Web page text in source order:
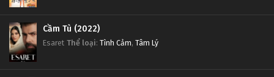
Cầm Tù (2022)
Esaret Thể loại: Tình Cảm, Tâm Lý